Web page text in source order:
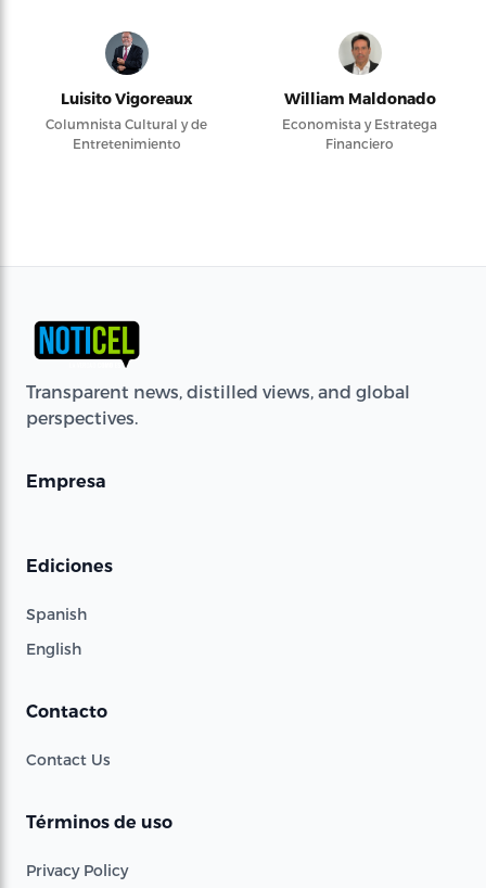
Luisito Vigoreaux
Columnista Cultural y de
Entretenimiento
William Maldonado
Economista y Estratega
Financiero
Transparent news, distilled views, and global
perspectives.
Empresa
Ediciones
Spanish
English
Contacto
Contact Us
Términos de uso
Privacy Policy